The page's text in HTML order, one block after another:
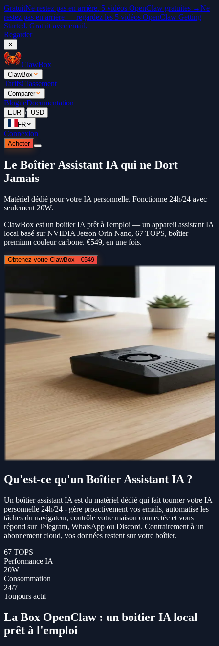
GratuitNe restez pas en arrière. 5 vidéos OpenClaw gratuites →Ne
restez pas en arrière — regardez les 5 vidéos OpenClaw Getting
Started. Gratuit avec email.
Regarder
✕
ClawBox
ClawBox
TarifsClassement
Comparer
BlogueDocumentation
EUR / USD
FR
Connexion
Acheter
Le Boîtier Assistant IA qui ne Dort
Jamais
Matériel dédié pour votre IA personnelle. Fonctionne 24h/24 avec
seulement 20W.
ClawBox est un boitier IA prêt à l'emploi — un appareil assistant IA
local basé sur NVIDIA Jetson Orin Nano, 67 TOPS, boîtier
premium couleur carbone. €549, en une fois.
Obtenez votre ClawBox - €549
Qu'est-ce qu'un Boîtier Assistant IA ?
Un boîtier assistant IA est du matériel dédié qui fait tourner votre IA
personnelle 24h/24 - gère proactivement vos emails, automatise les
tâches du navigateur, contrôle votre maison connectée et vous
répond sur Telegram, WhatsApp ou Discord. Contrairement à un
abonnement cloud, vos données restent sur votre boîtier.
67 TOPS
Performance IA
20W
Consommation
24/7
Toujours actif
La Box OpenClaw : un boitier IA local
prêt à l'emploi